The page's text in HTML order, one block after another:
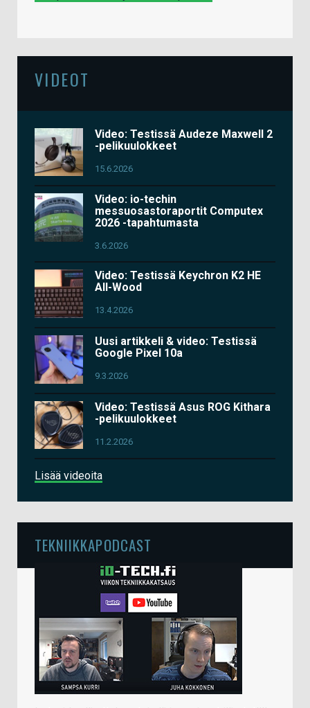
VIDEOT
Video: Testissä Audeze Maxwell 2
-pelikuulokkeet
15.6.2026
Video: io-techin
messuosastoraportit Computex
2026 -tapahtumasta
3.6.2026
Video: Testissä Keychron K2 HE
All-Wood
13.4.2026
Uusi artikkeli & video: Testissä
Google Pixel 10a
9.3.2026
Video: Testissä Asus ROG Kithara
-pelikuulokkeet
11.2.2026
Lisää videoita
TEKNIIKKAPODCAST